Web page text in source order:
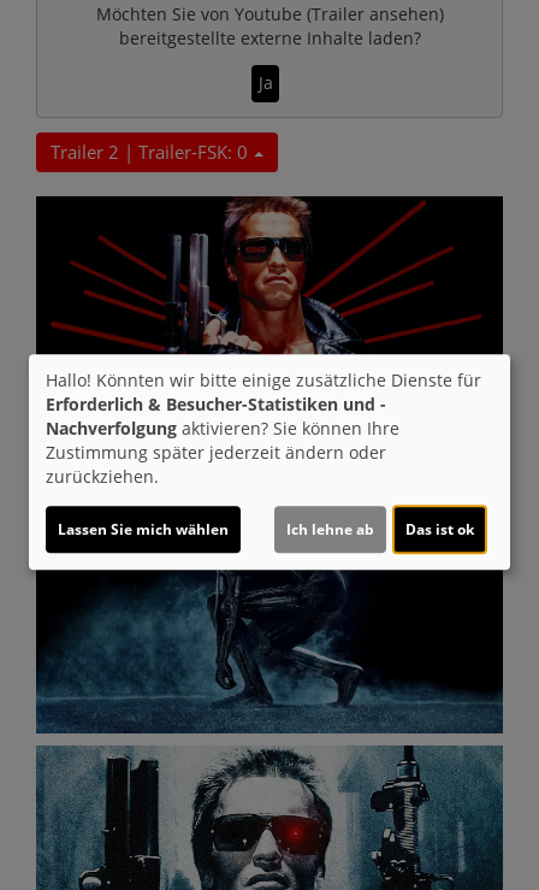
Möchten Sie von Youtube (Trailer ansehen)
bereitgestellte externe Inhalte laden?
Ja
Trailer 2 | Trailer-FSK: 0
Hallo! Könnten wir bitte einige zusätzliche Dienste für
Erforderlich & Besucher-Statistiken und -
Nachverfolgung aktivieren? Sie können Ihre
Zustimmung später jederzeit ändern oder
zurückziehen.
Lassen Sie mich wählen Ich lehne ab Das ist ok